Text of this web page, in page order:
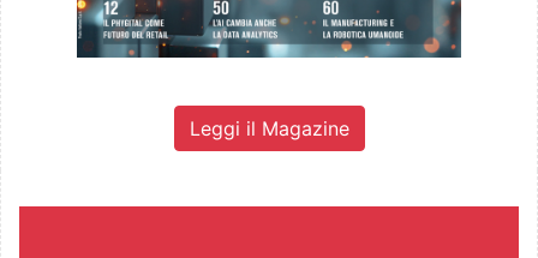
Leggi il Magazine